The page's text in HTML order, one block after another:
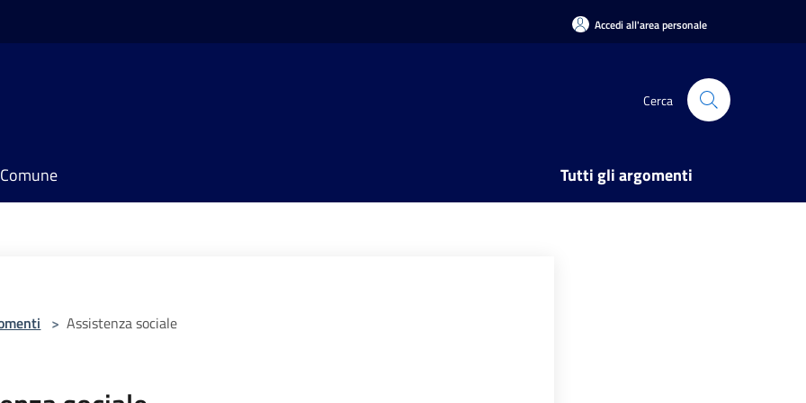
Accedi all'area personale
Cerca
Tutti gli argomenti
> Assistenza sociale